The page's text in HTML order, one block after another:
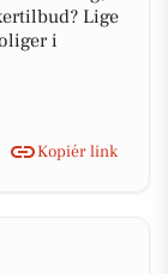
Lige
i
Kopiér link